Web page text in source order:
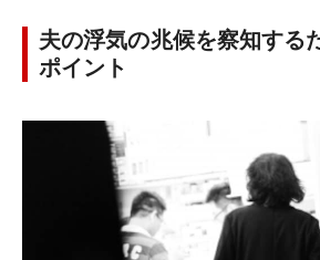
夫の浮気の兆候を察知する
ポイント